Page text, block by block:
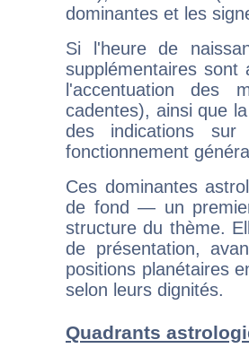
dominantes et les
Si l'heure de
supplémentaires sont
l'accentuation des
cadentes), ainsi que
des indications sur
fonctionnement
Ces dominantes
de fond — un
structure du thème.
de présentation,
positions planétaires
selon leurs dignités.
Quadrants